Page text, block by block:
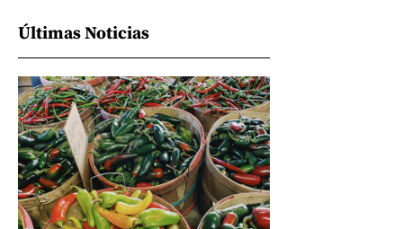
Últimas Noticias